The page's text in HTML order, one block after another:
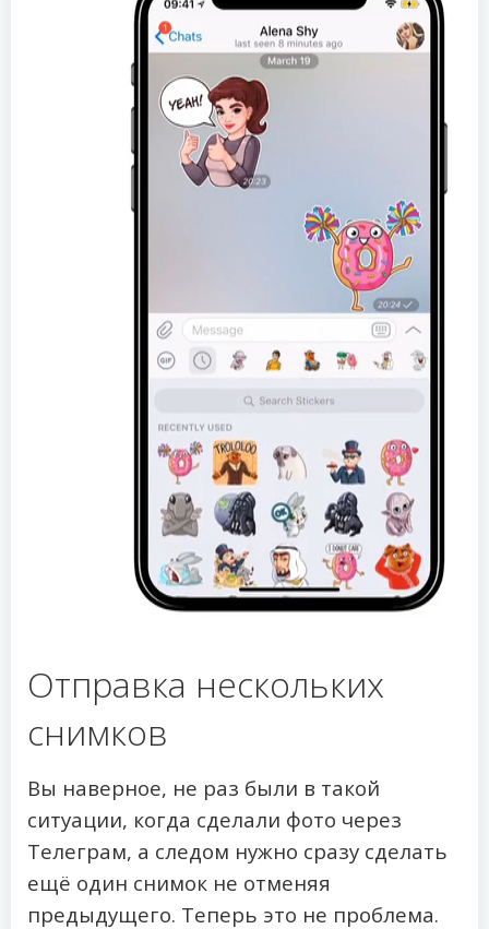
Отправка нескольких
снимков
Вы наверное, не раз были в такой
ситуации, когда сделали фото через
Телеграм, а следом нужно сразу сделать
ещё один снимок не отменяя
предыдущего. Теперь это не проблема.